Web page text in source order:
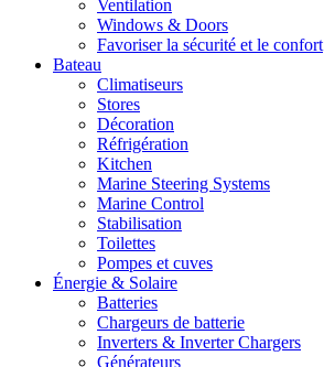
Ventilation
Windows & Doors
Favoriser la sécurité et le confort
Bateau
Climatiseurs
Stores
Décoration
Réfrigération
Kitchen
Marine Steering Systems
Marine Control
Stabilisation
Toilettes
Pompes et cuves
Énergie & Solaire
Batteries
Chargeurs de batterie
Inverters & Inverter Chargers
Générateurs